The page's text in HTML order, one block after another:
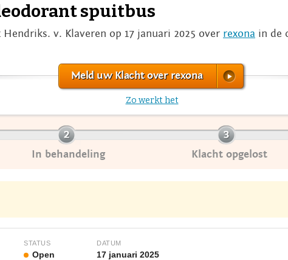
spuitbus
Hendriks. v. Klaveren op 17 januari 2025 over rexona in de
Meld uw Klacht over rexona
Zo werkt het
In behandeling Klacht opgelost
STATUS
Open
DATUM
17 januari 2025